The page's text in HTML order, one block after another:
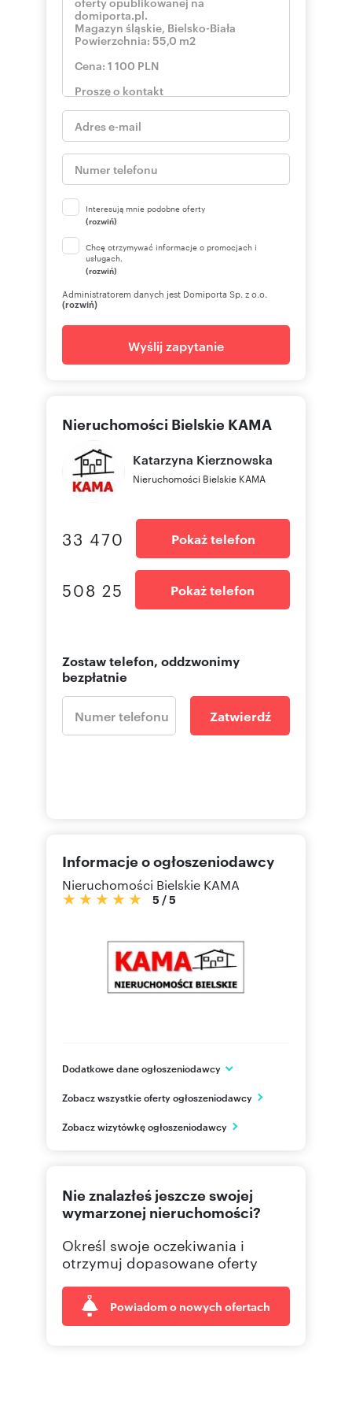
Interesują mnie podobne oferty
(rozwiń)
Chcę otrzymywać informacje o promocjach i
usługach.
(rozwiń)
Administratorem danych jest Domiporta Sp. z o.o.
(rozwiń)
Wyślij zapytanie
Nieruchomości Bielskie KAMA
Katarzyna Kierznowska
Nieruchomości Bielskie KAMA
33 470 Pokaż telefon
508 25 Pokaż telefon
Zostaw telefon, oddzwonimy
bezpłatnie
Zatwierdź
Informacje o ogłoszeniodawcy
Nieruchomości Bielskie KAMA
5 /5
Dodatkowe dane ogłoszeniodawcy
Bielsko-Biała
PL
508 25 Pokaż telefon
334 70 Pokaż telefon
Zobacz wszystkie oferty ogłoszeniodawcy
Zobacz wizytówkę ogłoszeniodawcy
Nie znalazłeś jeszcze swojej
wymarzonej nieruchomości?
Określ swoje oczekiwania i
otrzymuj dopasowane oferty
Powiadom o nowych ofertach